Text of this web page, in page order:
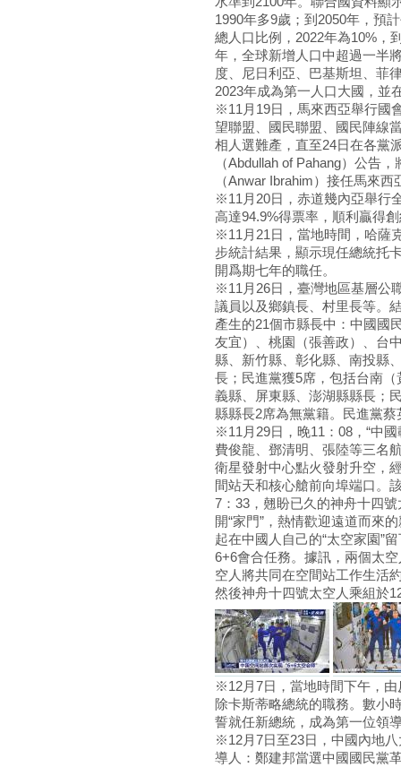
1990年多9歲；到2050年，預
總人口比例，2022年為10%，
年，全球新增人口中超過一半
度、尼日利亞、巴基斯坦、菲
2023年成為第一人口大國，並
※11月19日，馬來西亞舉行國
望聯盟、國民聯盟、國民陣線
相人選難產，直至24日在各黨
（Abdullah of Pahang）公告
（Anwar Ibrahim）接任馬來
※11月20日，赤道幾內亞舉行
高達94.9%得票率，順利贏得
※11月21日，當地時間，哈薩
步統計結果，顯示現任總統托
開爲期七年的職任。
※11月26日，臺灣地區基層公
議員以及鄉鎮長、村里長等。
產生的21個市縣長中：中國國
友宜）、桃園（張善政）、台
縣、新竹縣、彰化縣、南投縣
長；民進黨獲5席，包括台南
義縣、屏東縣、澎湖縣縣長；
縣縣長2席為無黨籍。民進黨
※11月29日，晚11：08，“中
費俊龍、鄧清明、張陸等三名
衛星發射中心點火發射升空，
間站天和核心艙前向埠端口。
7：33，翹盼已久的神舟十四
開“家門”，熱情歡迎遠道而來
起在中國人自己的“太空家園”
6+6會合任務。據訊，兩個太
空人將共同在空間站工作生活
然後神舟十四號太空人乘組於
※12月7日，當地時間下午，
除卡斯蒂略總統的職務。數小
誓就任新總統，成為第一位領
※12月7日至23日，中國內地
導人：鄭建邦當選中國國民黨